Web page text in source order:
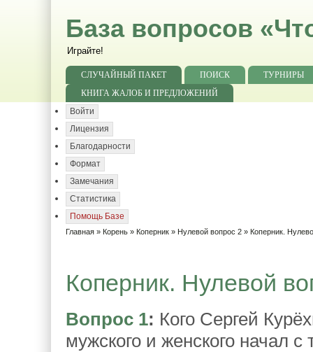
База вопросов
Играйте!
СЛУЧАЙНЫЙ ПАКЕТ ПОИСК
ТУРНИРЫ
КНИГА ЖАЛОБ И ПРЕДЛОЖЕНИЙ
Войти
Лицензия
Благодарности
Формат
Замечания
Статистика
Помощь Базе
Главная » Корень » Коперник » Нулевой вопрос 2 » Коперник.
Коперник. Нулевой
Вопрос 1: Кого Сергей
мужского и женского начал